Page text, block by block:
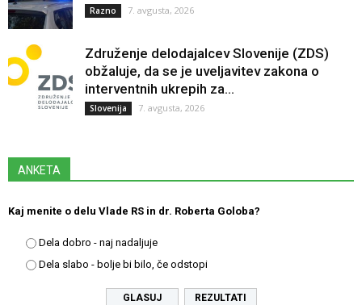
Razno 7. avgusta, 2026
Združenje delodajalcev Slovenije (ZDS)
obžaluje, da se je uveljavitev zakona o
interventnih ukrepih za...
Slovenija 7. avgusta, 2026
ANKETA
Kaj menite o delu Vlade RS in dr. Roberta Goloba?
Dela dobro - naj nadaljuje
Dela slabo - bolje bi bilo, če odstopi
REZULTATI